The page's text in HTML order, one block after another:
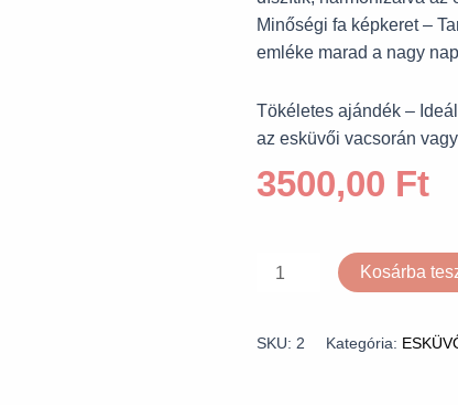
Minőségi fa képkeret –
emléke marad a nagy
Tökéletes ajándék –
az esküvői vacsorán
3500,00 Ft
Kosárba
SKU: 2 Kategória: